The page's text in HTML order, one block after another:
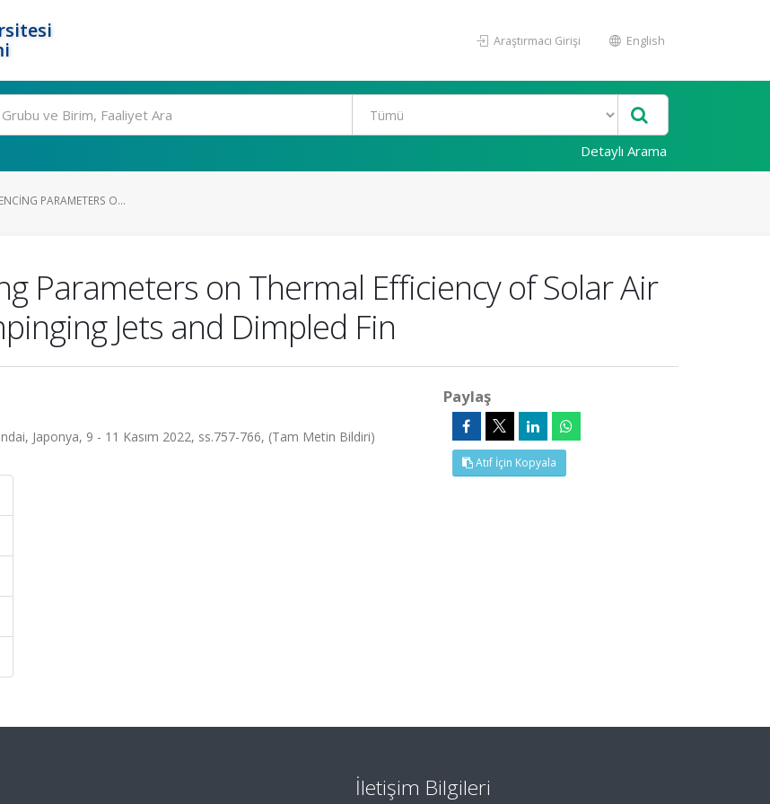
Araştırmacı Girişi English
Detaylı Arama
PARAMETERS O...
Parameters on Thermal Efficiency of Solar Air
Jets and Dimpled Fin
Japonya, 9 - 11 Kasım 2022, ss.757-766, (Tam Metin Bildiri)
Paylaş
Atıf İçin Kopyala
İletişim Bilgileri